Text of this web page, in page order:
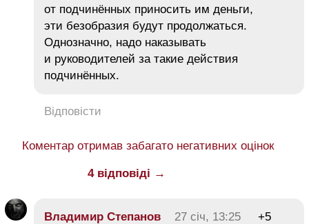
от подчинённых приносить им деньги,
эти безобразия будут продолжаться.
Однозначно, надо наказывать
и руководителей за такие действия
подчинённых.
Відповісти
Коментар отримав забагато негативних оцінок
4 відповіді →
Владимир Степанов 27 січ, 13:25
+5